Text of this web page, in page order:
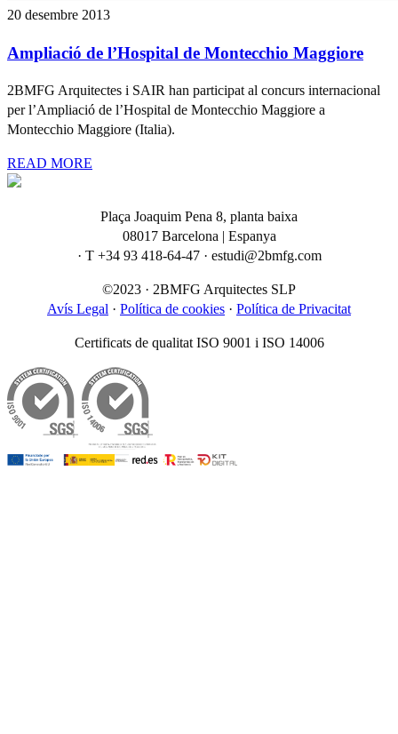
20 desembre 2013
Ampliació de l’Hospital de Montecchio Maggiore
2BMFG Arquitectes i SAIR han participat al concurs internacional
per l’Ampliació de l’Hospital de Montecchio Maggiore a
Montecchio Maggiore (Italia).
READ MORE
Plaça Joaquim Pena 8, planta baixa
08017 Barcelona | Espanya
· T +34 93 418-64-47 · estudi@2bmfg.com
©2023 · 2BMFG Arquitectes SLP
Avís Legal · Política de cookies · Política de Privacitat
Certificats de qualitat ISO 9001 i ISO 14006